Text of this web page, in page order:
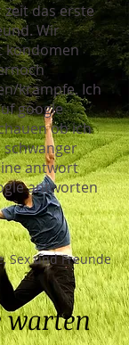
das erste
Wir
kondomen
krämpfe. Ich
google
ob ich
antwort
antworten
Sex und Freunde
warten